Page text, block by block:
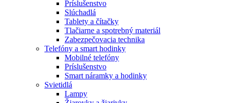
Príslušenstvo
Slúchadlá
Tablety a čítačky
Tlačiarne a spotrebný materiál
Zabezpečovacia technika
Telefóny a smart hodinky
Mobilné telefóny
Príslušenstvo
Smart náramky a hodinky
Svietidlá
Lampy